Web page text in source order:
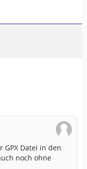
Datei in den
noch ohne